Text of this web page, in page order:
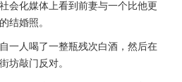
化媒体上看到前妻与一个比他更
结婚照。
人喝了一整瓶残次白酒，然后在
坊敲门反对。